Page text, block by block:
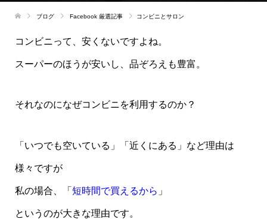
ブログ Facebook 厳選記事 コンビニとサロン
コンビニって、安くないですよね。
スーパーのほうが安いし、品ぞろえも豊富。
それなのになぜコンビニを利用するのか？
「いつでも空いている」「近くにある」など理由は
様々ですが
私の場合、「 短時間で買えるから 」
というのが大きな理由です。